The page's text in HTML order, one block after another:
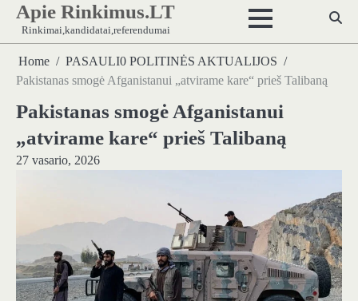
Skip
content
Apie Rinkimus.LT
Rinkimai,kandidatai,referendumai
Home
PASAULI0 POLITINĖS AKTUALIJOS
Pakistanas smogė Afganistanui „atvirame kare“ prieš Talibaną
Pakistanas smogė Afganistanui
„atvirame kare“ prieš Talibaną
27 vasario, 2026